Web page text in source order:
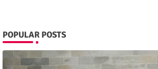
POPULAR POSTS